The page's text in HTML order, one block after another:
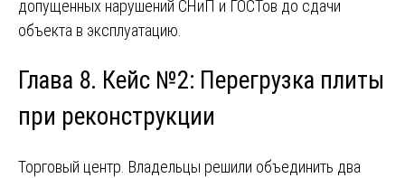
допущенных нарушений СНиП и ГОСТов до сдачи
объекта в эксплуатацию.
Глава 8. Кейс №2: Перегрузка плиты
при реконструкции
Торговый центр. Владельцы решили объединить два